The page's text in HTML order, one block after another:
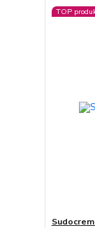
TOP